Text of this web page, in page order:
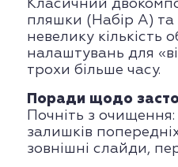
Класичний
пляшки (Набір A) та
невелику кількість
налаштувань для
трохи більше часу.
Поради щодо
Почніть з
залишків
зовнішні слайди,